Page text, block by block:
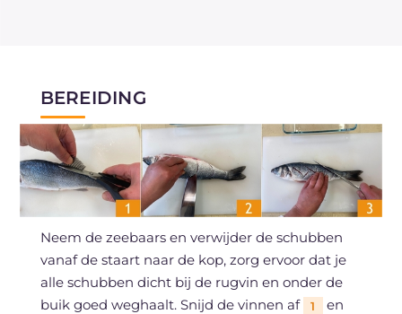
BEREIDING
Neem de zeebaars en verwijder de schubben
vanaf de staart naar de kop, zorg ervoor dat je
alle schubben dicht bij de rugvin en onder de
buik goed weghaalt. Snijd de vinnen af
1
en